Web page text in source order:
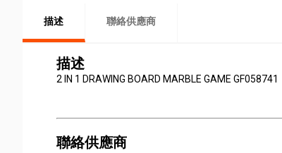
描述 聯絡供應商
描述
2 IN 1 DRAWING BOARD MARBLE GAME GF058741
聯絡供應商